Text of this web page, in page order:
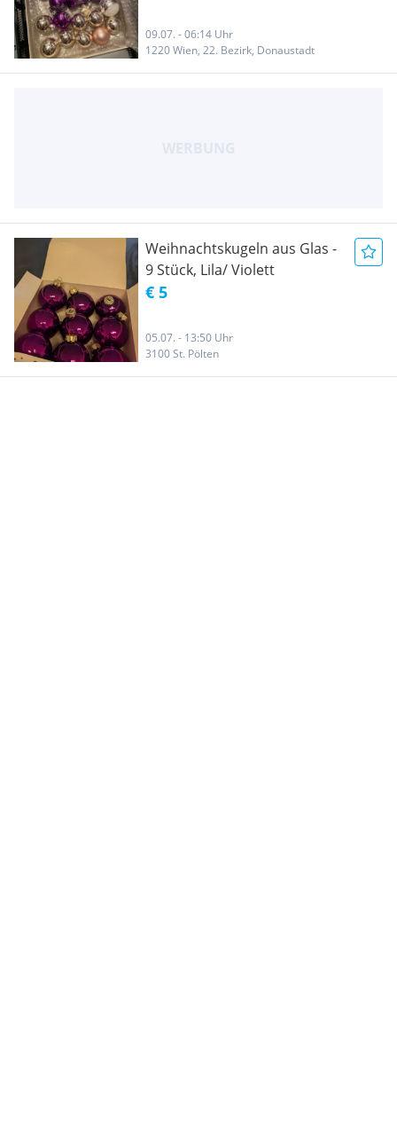
09.07. - 06:14 Uhr
1220 Wien, 22. Bezirk, Donaustadt
Weihnachtskugeln aus Glas -
9 Stück, Lila/ Violett
€ 5
05.07. - 13:50 Uhr
3100 St. Pölten